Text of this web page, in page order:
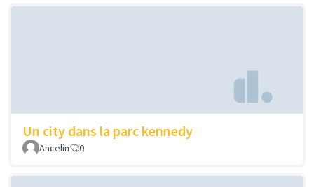
Un city dans la parc kennedy
Ancelin 0